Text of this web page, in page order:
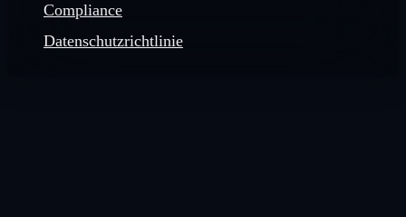
Compliance
Datenschutzrichtlinie